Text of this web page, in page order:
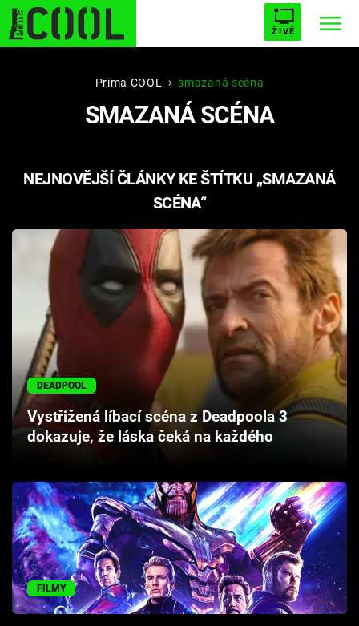
ŽIVĚ
STARHOUSE BUFFY, PŘEMOŽITELKA UPÍRŮ
PLNEJ KOTEL AVENGERS 5
Přihlášení
Sledujte nás
Prima COOL smazaná scéna
SMAZANÁ SCÉNA
NEJNOVĚJŠÍ ČLÁNKY KE ŠTÍTKU „SMAZANÁ
SCÉNA“
DEADPOOL
Vystřižená líbací scéna z Deadpoola 3
dokazuje, že láska čeká na každého
FILMY